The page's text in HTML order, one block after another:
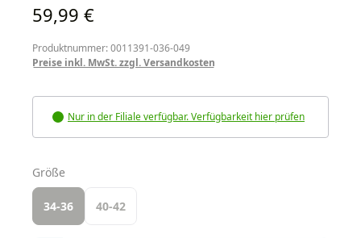
Regulärer Preis:
59,99 €
Produktnummer: 0011391-036-049
Preise inkl. MwSt. zzgl. Versandkosten
Nur in der Filiale verfügbar. Verfügbarkeit hier prüfen
Größe
34-36 40-42